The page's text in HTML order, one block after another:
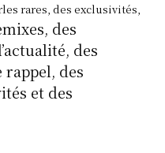
rares, des exclusivités,
des
des
rappel, des
et des